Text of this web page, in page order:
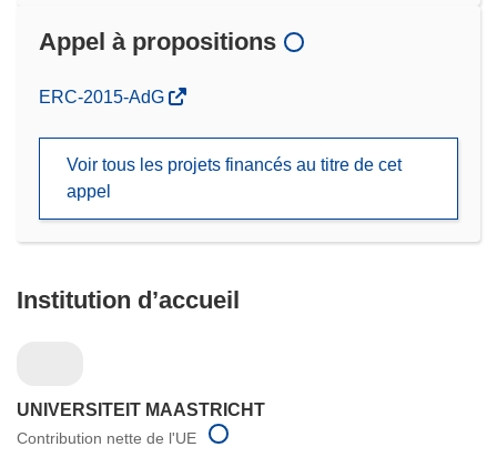
Appel à propositions
(s’ouvre
nouvelle
fenêtre)
ERC-2015-AdG
Voir tous les projets financés au titre de cet
appel
Institution d’accueil
UNIVERSITEIT MAASTRICHT
Contribution nette de l'UE